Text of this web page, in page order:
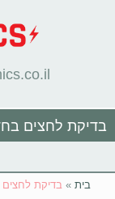
בדיקת לחצים
בית » בדיקת לחצים